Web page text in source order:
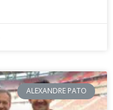
ALEXANDRE PATO